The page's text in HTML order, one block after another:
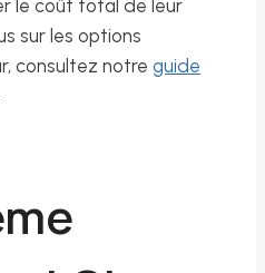
le coût total de leur
sur les options
consultez notre guide